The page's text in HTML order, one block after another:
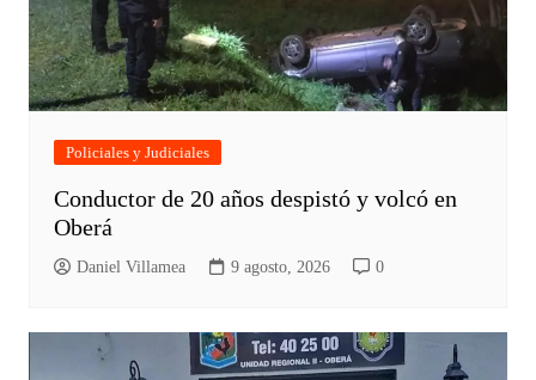
Policiales y Judiciales
Conductor de 20 años despistó y volcó en
Oberá
Daniel Villamea 9 agosto, 2026 0